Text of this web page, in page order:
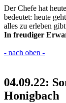
Der Chefe hat
bedeutet: heute
alles zu erleben
In freudiger
- nach oben -
04.09.22:
Honigbach